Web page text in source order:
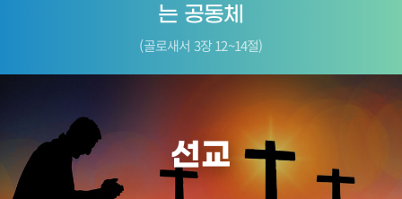
는 공동체
(골로새서 3장 12~14절)
선교